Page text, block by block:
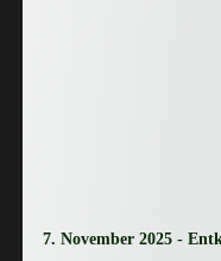
7. November 2025 -